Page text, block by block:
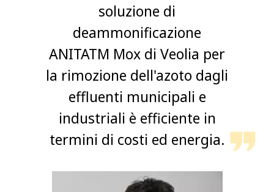
soluzione di
deammonificazione
ANITATM Mox di Veolia per
la rimozione dell'azoto dagli
effluenti municipali e
industriali è efficiente in
termini di costi ed energia.